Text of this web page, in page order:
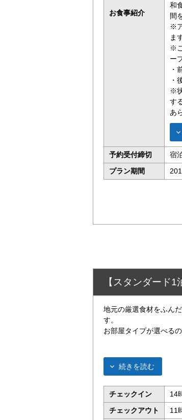
お食事紹介
和
間
※
ま
※
ー
・
・
※
す
あ
予約受付締切
宿
プラン期間
【スタンダード
地元の厳選食材をふん
す。
お部屋タイプが選べるの
続きを読む
チェックイン
14
チェックアウト
11